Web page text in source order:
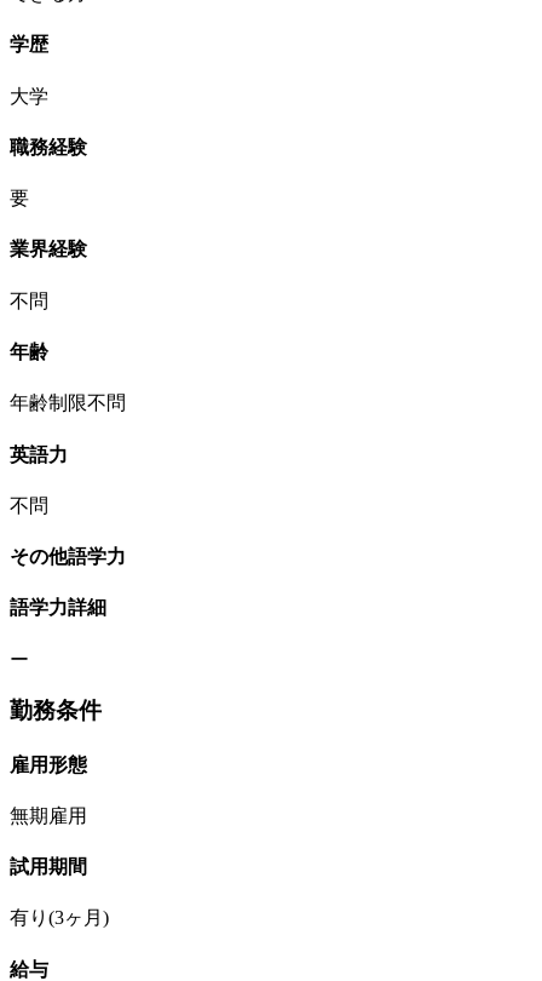
学歴
大学
職務経験
要
業界経験
不問
年齢
年齢制限不問
英語力
不問
その他語学力
語学力詳細
ー
勤務条件
雇用形態
無期雇用
試用期間
有り(3ヶ月)
給与